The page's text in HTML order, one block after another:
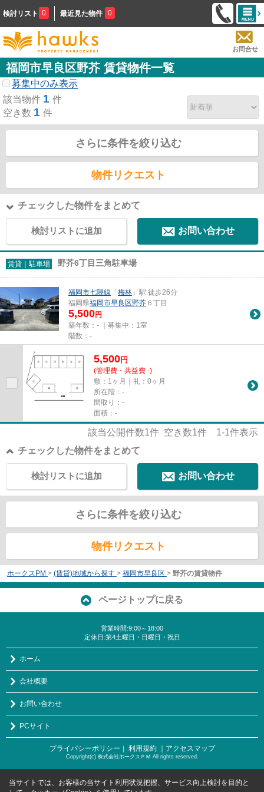
検討リスト 0 最近見た物件 0
お問合せ
福岡市早良区野芥 賃貸物件一覧
募集中のみ表示
該当物件 1 件
空き数 1 件
さらに条件を絞り込む
物件リクエスト
チェックした物件をまとめて
検討リストに追加 お問い合わせ
賃貸｜駐車場 野芥6丁目三角駐車場
福岡市七隈線 「 梅林 」駅 徒歩26分
福岡県福岡市早良区野芥 ６丁目
5,500円
築年数：- ｜募集中： 1室
階数：-
5,500円
(管理費・共益費 -)
敷：1ヶ月｜礼：0ヶ月
所在階：-
間取り：-
面積：-
該当公開件数1件 空き数1件 1-1件表示
チェックした物件をまとめて
お問い合わせ
検討リストに追加
さらに条件を絞り込む
物件リクエスト
ホークスPM > (賃貸)地域から探す > 福岡市早良区 > 野芥の賃貸物件
ページトップに戻る
営業時間:9:00～18:00
定休日:第4土曜日・日曜日・祝日
ホーム
会社概要
お問い合わせ
PCサイト
プライバシーポリシー ｜ 利用規約 ｜アクセスマップ
Copyright(c) 株式会社ホークスＰＭ All rights reserved.
当サイトでは、お客様の当サイト利用状況把握、サービス向上検討を目的と